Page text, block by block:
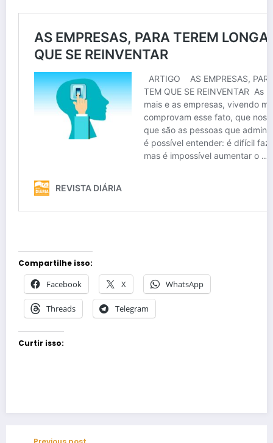
Compartilhe isso:
Facebook X WhatsApp
Threads Telegram
Curtir isso: